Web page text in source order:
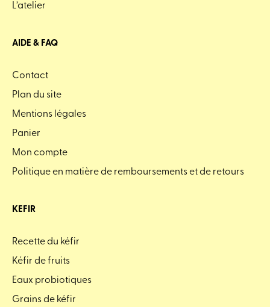
L’atelier
AIDE & FAQ
Contact
Plan du site
Mentions légales
Panier
Mon compte
Politique en matière de remboursements et de retours
KEFIR
Recette du kéfir
Kéfir de fruits
Eaux probiotiques
Grains de kéfir